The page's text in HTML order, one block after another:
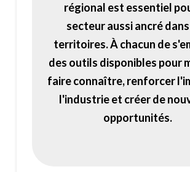
régional est essentiel
secteur aussi ancré
territoires. À chacun de
des outils disponibles pour
faire connaître, renforcer
l'industrie et créer de
opportunités.